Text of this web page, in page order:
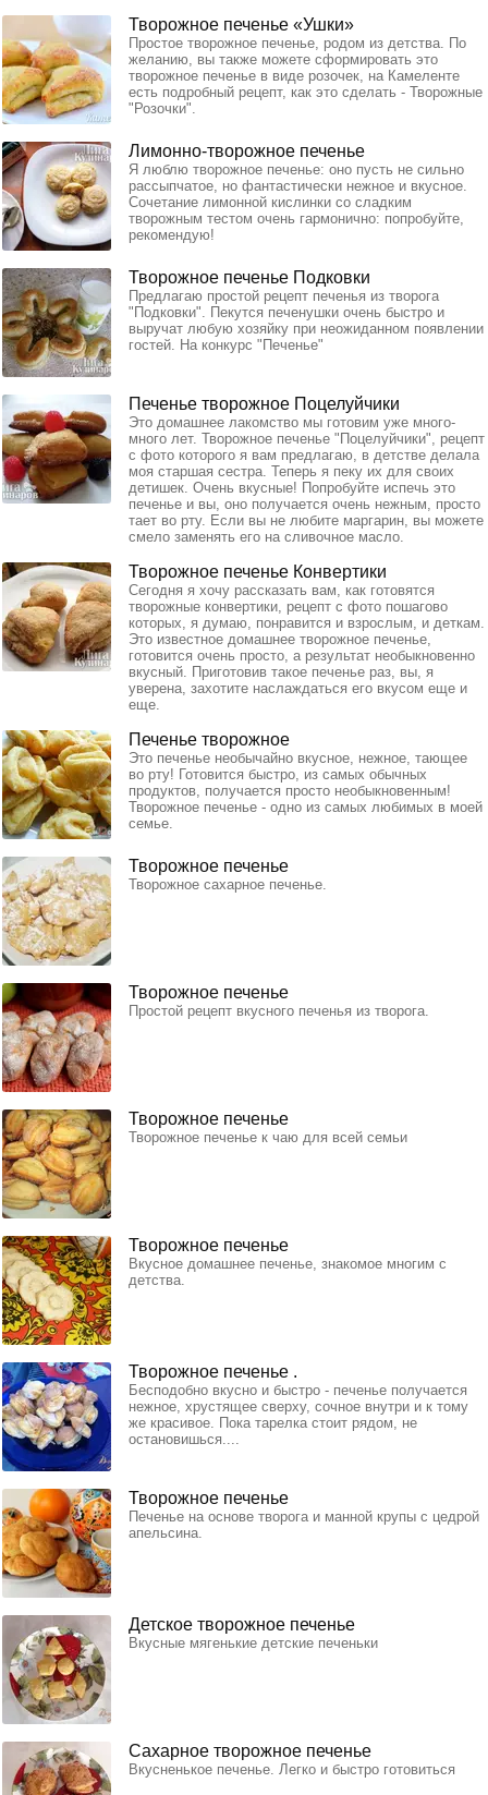
Творожное печенье «Ушки»
Простое творожное печенье, родом из детства. По
желанию, вы также можете сформировать это
творожное печенье в виде розочек, на Камеленте
есть подробный рецепт, как это сделать - Творожные
"Розочки".
Лимонно-творожное печенье
Я люблю творожное печенье: оно пусть не сильно
рассыпчатое, но фантастически нежное и вкусное.
Сочетание лимонной кислинки со сладким
творожным тестом очень гармонично: попробуйте,
рекомендую!
Творожное печенье Подковки
Предлагаю простой рецепт печенья из творога
"Подковки". Пекутся печенушки очень быстро и
выручат любую хозяйку при неожиданном появлении
гостей. На конкурс "Печенье"
Печенье творожное Поцелуйчики
Это домашнее лакомство мы готовим уже много-
много лет. Творожное печенье "Поцелуйчики", рецепт
с фото которого я вам предлагаю, в детстве делала
моя старшая сестра. Теперь я пеку их для своих
детишек. Очень вкусные! Попробуйте испечь это
печенье и вы, оно получается очень нежным, просто
тает во рту. Если вы не любите маргарин, вы можете
смело заменять его на сливочное масло.
Творожное печенье Конвертики
Сегодня я хочу рассказать вам, как готовятся
творожные конвертики, рецепт с фото пошагово
которых, я думаю, понравится и взрослым, и деткам.
Это известное домашнее творожное печенье,
готовится очень просто, а результат необыкновенно
вкусный. Приготовив такое печенье раз, вы, я
уверена, захотите наслаждаться его вкусом еще и
еще.
Печенье творожное
Это печенье необычайно вкусное, нежное, тающее
во рту! Готовится быстро, из самых обычных
продуктов, получается просто необыкновенным!
Творожное печенье - одно из самых любимых в моей
семье.
Творожное печенье
Творожное сахарное печенье.
Творожное печенье
Простой рецепт вкусного печенья из творога.
Творожное печенье
Творожное печенье к чаю для всей семьи
Творожное печенье
Вкусное домашнее печенье, знакомое многим с
детства.
Творожное печенье .
Бесподобно вкусно и быстро - печенье получается
нежное, хрустящее сверху, сочное внутри и к тому
же красивое. Пока тарелка стоит рядом, не
остановишься....
Творожное печенье
Печенье на основе творога и манной крупы с цедрой
апельсина.
Детское творожное печенье
Вкусные мягенькие детские печеньки
Сахарное творожное печенье
Вкусненькое печенье. Легко и быстро готовиться